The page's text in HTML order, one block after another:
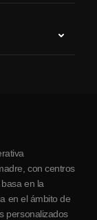
con centros
en la
en el ámbito de
personalizados